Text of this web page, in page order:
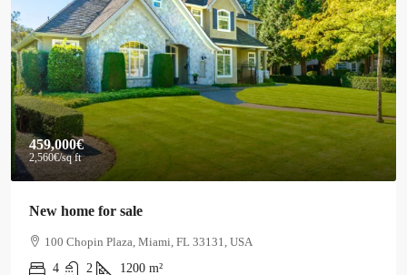
459,000€
2,560€/sq ft
New home for sale
100 Chopin Plaza, Miami, FL 33131, USA
4
2 1200 m²